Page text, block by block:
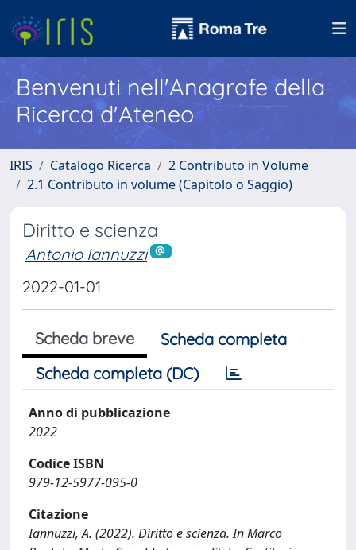
Benvenuti nell'Anagrafe della
Ricerca d'Ateneo
IRIS Catalogo Ricerca
2 Contributo in Volume
2.1 Contributo in volume (Capitolo o Saggio)
Diritto e scienza
Antonio Iannuzzi
2022-01-01
Scheda breve
Scheda completa
Scheda completa (DC)
Anno di pubblicazione
2022
Codice ISBN
979-12-5977-095-0
Citazione
Iannuzzi, A. (2022). Diritto e scienza. In Marco